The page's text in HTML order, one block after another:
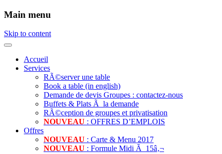
Main menu
Skip to content
Accueil
Services
RÃ©server une table
Book a table (in english)
Demande de devis Groupes : contactez-nous
Buffets & Plats Ã la demande
RÃ©ception de groupes et privatisation
NOUVEAU : OFFRES D’EMPLOIS
Offres
NOUVEAU : Carte & Menu 2017
NOUVEAU : Formule Midi Ã 15â‚¬